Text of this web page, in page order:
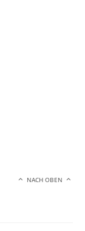
NACH OBEN